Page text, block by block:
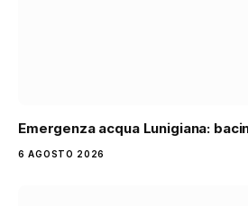
Emergenza acqua Lunigiana:
6 AGOSTO 2026